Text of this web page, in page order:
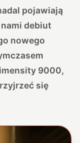
pojawiają
debiut
nowego
9000,
się